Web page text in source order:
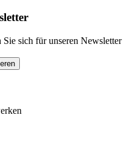
sich für unseren Newsletter